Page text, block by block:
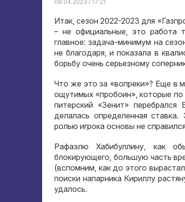
08.04.2023 / 17:21
Итак, сезон 2022-2023 для
– не официальные, это работа
главное: задача-минимум на
не благодаря, и показала в
борьбу очень серьезному
Что же это за «вопреки»? Еще в
ощутимых «пробоин», которые по
питерский «Зенит»
делалась определенная
ролью игрока основы не
Рафаэлю Хабибуллину, как
блокирующего, большую часть
(вспомним, как до этого
поиски напарника Кириллу
удалось.